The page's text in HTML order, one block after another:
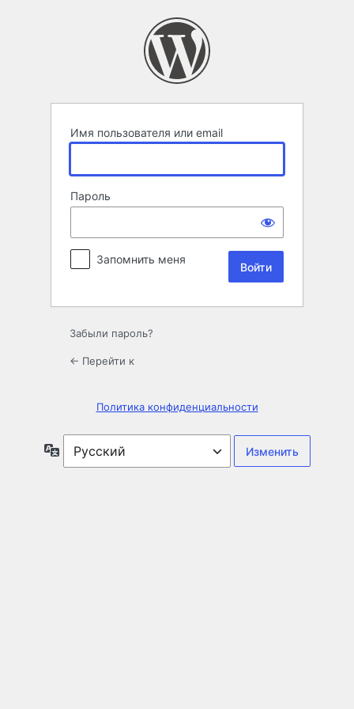
Имя пользователя или email
Пароль
Запомнить меня
Забыли пароль?
← Перейти к
Политика конфиденциальности
Язык